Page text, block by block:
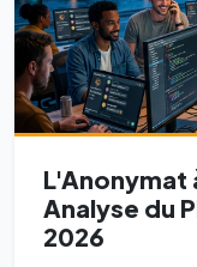
L'Anonymat
Analyse du
2026